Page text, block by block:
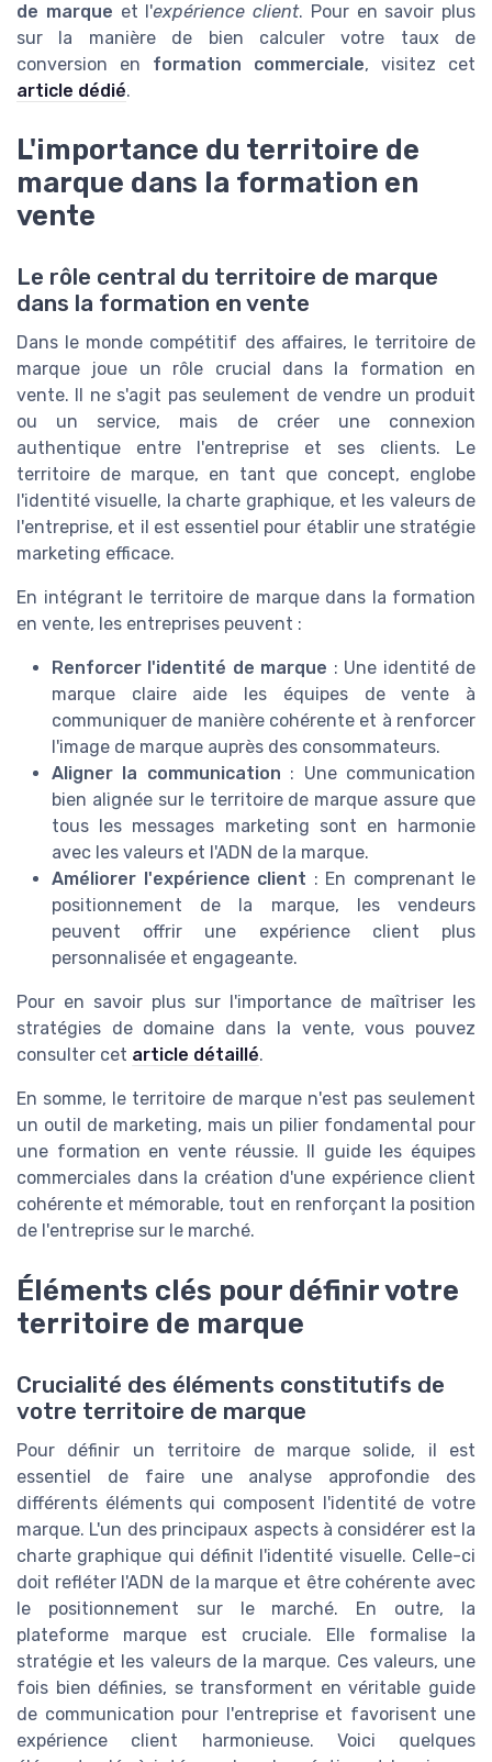
de marque et l'expérience client. Pour en savoir plus
sur la manière de bien calculer votre taux de
conversion en formation commerciale, visitez cet
article dédié.
L'importance du territoire de
marque dans la formation en
vente
Le rôle central du territoire de marque
dans la formation en vente
Dans le monde compétitif des affaires, le territoire de
marque joue un rôle crucial dans la formation en
vente. Il ne s'agit pas seulement de vendre un produit
ou un service, mais de créer une connexion
authentique entre l'entreprise et ses clients. Le
territoire de marque, en tant que concept, englobe
l'identité visuelle, la charte graphique, et les valeurs de
l'entreprise, et il est essentiel pour établir une stratégie
marketing efficace.
En intégrant le territoire de marque dans la formation
en vente, les entreprises peuvent :
Renforcer l'identité de marque : Une identité de
marque claire aide les équipes de vente à
communiquer de manière cohérente et à renforcer
l'image de marque auprès des consommateurs.
Aligner la communication : Une communication
bien alignée sur le territoire de marque assure que
tous les messages marketing sont en harmonie
avec les valeurs et l'ADN de la marque.
Améliorer l'expérience client : En comprenant le
positionnement de la marque, les vendeurs
peuvent offrir une expérience client plus
personnalisée et engageante.
Pour en savoir plus sur l'importance de maîtriser les
stratégies de domaine dans la vente, vous pouvez
consulter cet article détaillé.
En somme, le territoire de marque n'est pas seulement
un outil de marketing, mais un pilier fondamental pour
une formation en vente réussie. Il guide les équipes
commerciales dans la création d'une expérience client
cohérente et mémorable, tout en renforçant la position
de l'entreprise sur le marché.
Éléments clés pour définir votre
territoire de marque
Crucialité des éléments constitutifs de
votre territoire de marque
Pour définir un territoire de marque solide, il est
essentiel de faire une analyse approfondie des
différents éléments qui composent l'identité de votre
marque. L'un des principaux aspects à considérer est la
charte graphique qui définit l'identité visuelle. Celle-ci
doit refléter l'ADN de la marque et être cohérente avec
le positionnement sur le marché. En outre, la
plateforme marque est cruciale. Elle formalise la
stratégie et les valeurs de la marque. Ces valeurs, une
fois bien définies, se transforment en véritable guide
de communication pour l'entreprise et favorisent une
expérience client harmonieuse. Voici quelques